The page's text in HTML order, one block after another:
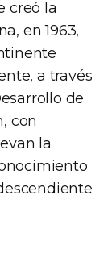
creó la
en 1963,
a través
de
con
la